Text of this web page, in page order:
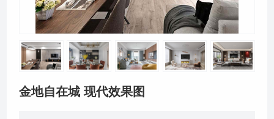
金地自在城 现代效果图